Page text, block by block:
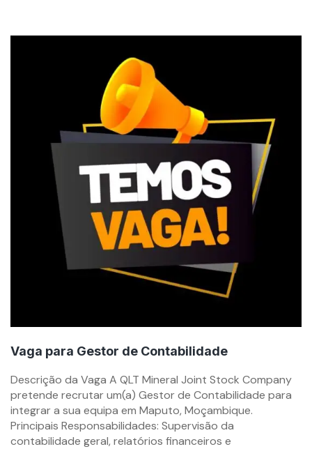
Vaga para Gestor de Contabilidade
By
mzemprego.com
Descrição da Vaga A QLT Mineral Joint Stock Company
pretende recrutar um(a) Gestor de Contabilidade para
integrar a sua equipa em Maputo, Moçambique.
Principais Responsabilidades: Supervisão da
contabilidade geral, relatórios financeiros e